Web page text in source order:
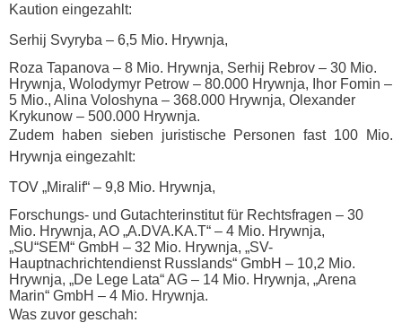
Kaution eingezahlt:
Serhij Svyryba – 6,5 Mio. Hrywnja,
Roza Tapanova – 8 Mio. Hrywnja, Serhij Rebrov – 30 Mio.
Hrywnja, Wolodymyr Petrow – 80.000 Hrywnja, Ihor Fomin –
5 Mio., Alina Voloshyna – 368.000 Hrywnja, Olexander
Krykunow – 500.000 Hrywnja.
Zudem haben sieben juristische Personen fast 100 Mio.
Hrywnja eingezahlt:
TOV „Miralif“ – 9,8 Mio. Hrywnja,
Forschungs- und Gutachterinstitut für Rechtsfragen – 30
Mio. Hrywnja, AO „A.DVA.KA.T“ – 4 Mio. Hrywnja,
„SU“SEM“ GmbH – 32 Mio. Hrywnja, „SV-
Hauptnachrichtendienst Russlands“ GmbH – 10,2 Mio.
Hrywnja, „De Lege Lata“ AG – 14 Mio. Hrywnja, „Arena
Marin“ GmbH – 4 Mio. Hrywnja.
Was zuvor geschah: